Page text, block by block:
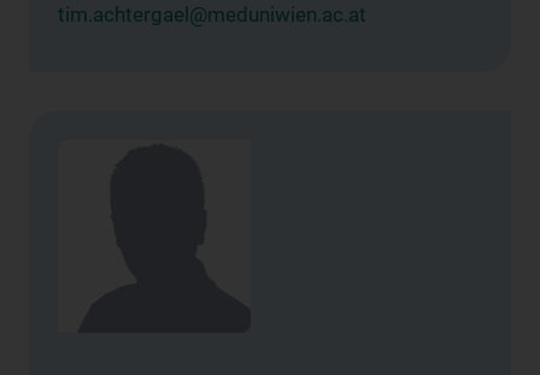
tim.achtergael@meduniwien.ac.at